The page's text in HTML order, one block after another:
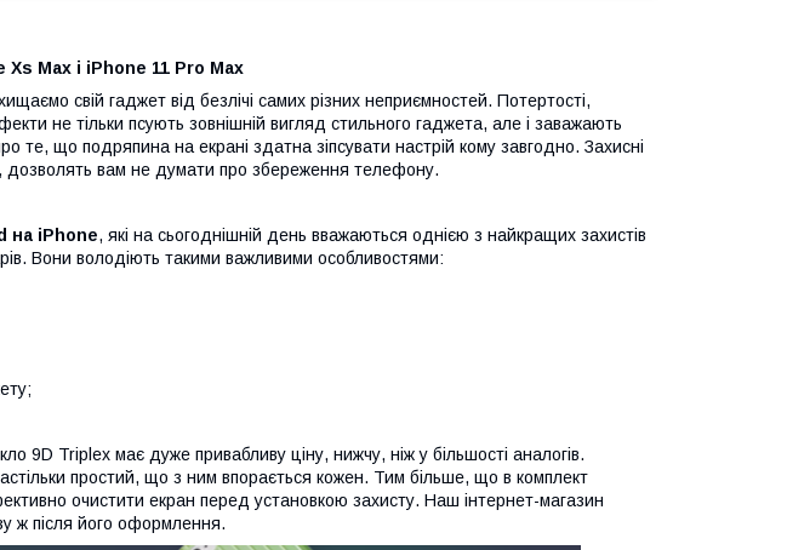
Max і iPhone 11 Pro Max
свій гаджет від безлічі самих різних неприємностей. Потертості,
не тільки псують зовнішній вигляд стильного гаджета, але і заважають
те, що подряпина на екрані здатна зіпсувати настрій кому завгодно. Захисні
дозволять вам не думати про збереження телефону.
на iPhone, які на сьогоднішній день вважаються однією з найкращих захистів
Вони володіють такими важливими особливостями:
9D Triplex має дуже привабливу ціну, нижчу, ніж у більшості аналогів.
простий, що з ним впорається кожен. Тим більше, що в комплект
очистити екран перед установкою захисту. Наш інтернет-магазин
ж після його оформлення.